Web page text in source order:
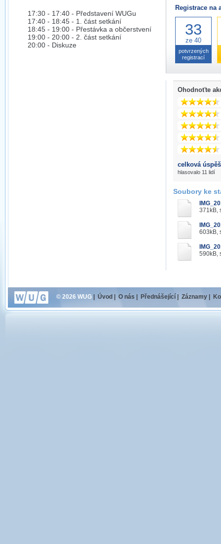
17:30 - 17:40 - Představení WUGu
17:40 - 18:45 - 1. část setkání
18:45 - 19:00 - Přestávka a občerstvení
19:00 - 20:00 - 2. část setkání
20:00 - Diskuze
Registrace na
33
ze 40
potvrzených
registrací
Ohodnoťte
celková
hlasovalo 11 lidí
Soubory ke
371kB,
603kB,
590kB,
© 2026 WUG Úvod O nás Přednášející Záznamy